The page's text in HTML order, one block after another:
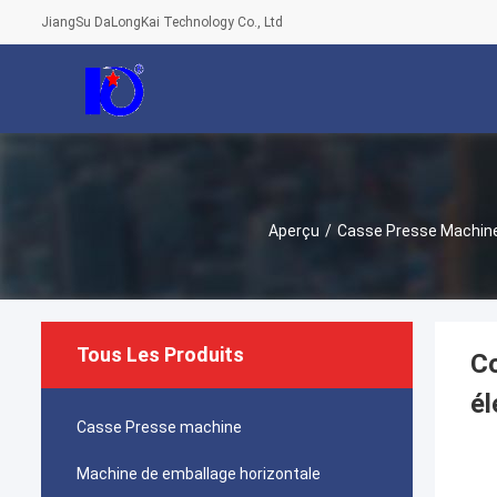
JiangSu DaLongKai Technology Co., Ltd
Aperçu / Casse Presse
Tous Les Produits
Casse Presse machine
Machine de emballage horizontale